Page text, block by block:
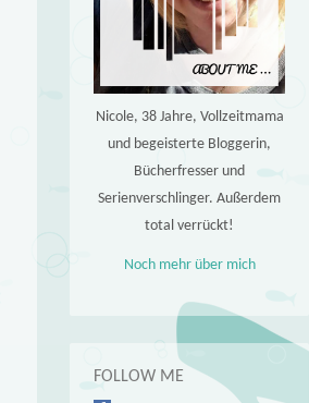
Nicole, 38 Jahre, Vollzeitmama
und begeisterte Bloggerin,
Bücherfresser und
Serienverschlinger. Außerdem
total verrückt!
Noch mehr über mich
FOLLOW ME